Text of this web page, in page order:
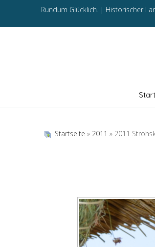
Rundum Glücklich. | Historischer
Start
Startseite » 2011 » 2011